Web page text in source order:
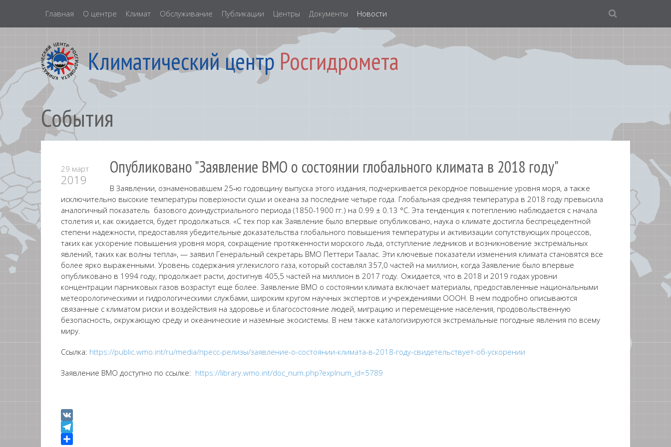
Главная О центре Климат Обслуживание Публикации Центры Документы Новости
Климатический центр Росгидромета
События
29 март
2019
Опубликовано "Заявление ВМО о состоянии глобального климата в 2018 году"
В Заявлении, ознаменовавшем 25‑ю годовщину выпуска этого издания, подчеркивается рекордное повышение уровня моря, а также
исключительно высокие температуры поверхности суши и океана за последние четыре года. Глобальная средняя температура в 2018 году превысила
аналогичный показатель базового доиндустриального периода (1850-1900 гг.) на 0.99 ± 0.13 °C. Эта тенденция к потеплению наблюдается с начала
столетия и, как ожидается, будет продолжаться. «С тех пор как Заявление было впервые опубликовано, наука о климате достигла беспрецедентной
степени надежности, предоставляя убедительные доказательства глобального повышения температуры и активизации сопутствующих процессов,
таких как ускорение повышения уровня моря, сокращение протяженности морского льда, отступление ледников и возникновение экстремальных
явлений, таких как волны тепла», — заявил Генеральный секретарь ВМО Петтери Таалас. Эти ключевые показатели изменения климата становятся все
более ярко выраженными. Уровень содержания углекислого газа, который составлял 357,0 частей на миллион, когда Заявление было впервые
опубликовано в 1994 году, продолжает расти, достигнув 405,5 частей на миллион в 2017 году. Ожидается, что в 2018 и 2019 годах уровни
концентрации парниковых газов возрастут еще более. Заявление ВМО о состоянии климата включает материалы, предоставленные национальными
метеорологическими и гидрологическими службами, широким кругом научных экспертов и учреждениями ОООН. В нем подробно описываются
связанные с климатом риски и воздействия на здоровье и благосостояние людей, миграцию и перемещение населения, продовольственную
безопасность, окружающую среду и океанические и наземные экосистемы. В нем также каталогизируются экстремальные погодные явления по всему
миру.
Ссылка: https://public.wmo.int/ru/media/пресс-релизы/заявление-о-состоянии-климата-в-2018-году-свидетельствует-об-ускорении
Заявление ВМО доступно по ссылке: https://library.wmo.int/doc_num.php?explnum_id=5789
VK
Telegram